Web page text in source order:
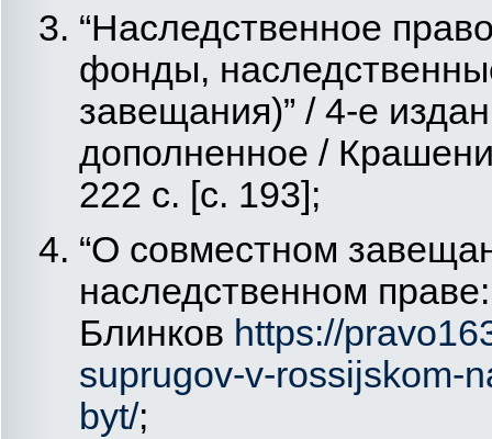
“Наследственное
фонды,
завещания)” / 4-е
дополненное /
222 с. [с. 193];
“О совместном
наследственном
Блинков https://
suprugov-v-rossijskom-
byt/;